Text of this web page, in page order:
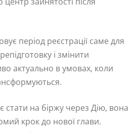
період реєстрації саме для
і змінити
актуально в умовах, коли
на біржу через Дію, вона
крок до нової глави.